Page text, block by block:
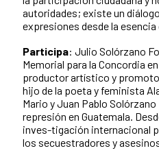
autoridades; existe un
expresiones desde la esencia
Participa: Julio Solórzano
Memorial para la Concordia
productor artístico y
hijo de la poeta y feminista
Mario y Juan Pablo
represión en Guatemala.
inves-tigación internacional
los secuestradores y